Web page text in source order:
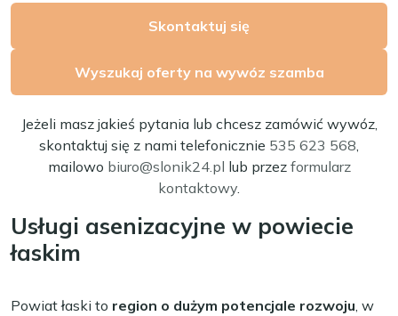
Skontaktuj się
Wyszukaj oferty na wywóz szamba
Jeżeli masz jakieś pytania lub chcesz zamówić wywóz,
skontaktuj się z nami telefonicznie 535 623 568,
mailowo biuro@slonik24.pl lub przez formularz
kontaktowy.
Usługi asenizacyjne w powiecie
łaskim
Powiat łaski to region o dużym potencjale rozwoju, w